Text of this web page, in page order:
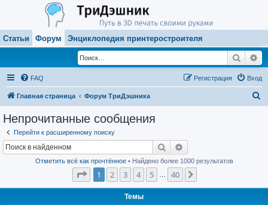
Статьи Форум Энциклопедия принтеростроителя
Поиск
FAQ Вход
Регистрация
Главная страница Форум ТриДэшника
Непрочитанные сообщения
Перейти к расширенному поиску
Поиск
Отметить всё как прочтённое• Найдено более 1000 результатов
Страница1 из
1 2 3 4 5 40
Темы